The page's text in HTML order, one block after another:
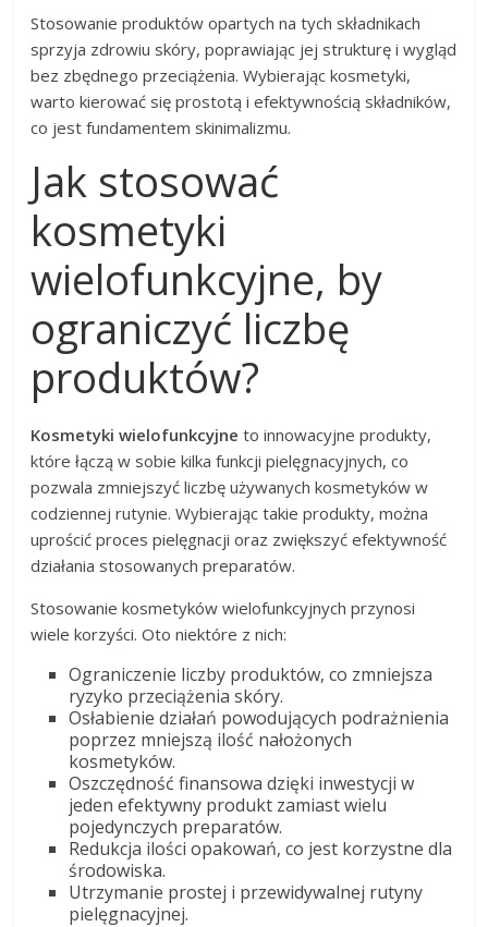
Stosowanie produktów opartych na tych składnikach
sprzyja zdrowiu skóry, poprawiając jej strukturę i wygląd
bez zbędnego przeciążenia. Wybierając kosmetyki,
warto kierować się prostotą i efektywnością składników,
co jest fundamentem skinimalizmu.
Jak stosować
kosmetyki
wielofunkcyjne, by
ograniczyć liczbę
produktów?
Kosmetyki wielofunkcyjne to innowacyjne produkty,
które łączą w sobie kilka funkcji pielęgnacyjnych, co
pozwala zmniejszyć liczbę używanych kosmetyków w
codziennej rutynie. Wybierając takie produkty, można
uprościć proces pielęgnacji oraz zwiększyć efektywność
działania stosowanych preparatów.
Stosowanie kosmetyków wielofunkcyjnych przynosi
wiele korzyści. Oto niektóre z nich:
Ograniczenie liczby produktów, co zmniejsza
ryzyko przeciążenia skóry.
Osłabienie działań powodujących podrażnienia
poprzez mniejszą ilość nałożonych
kosmetyków.
Oszczędność finansowa dzięki inwestycji w
jeden efektywny produkt zamiast wielu
pojedynczych preparatów.
Redukcja ilości opakowań, co jest korzystne dla
środowiska.
Utrzymanie prostej i przewidywalnej rutyny
pielęgnacyjnej.